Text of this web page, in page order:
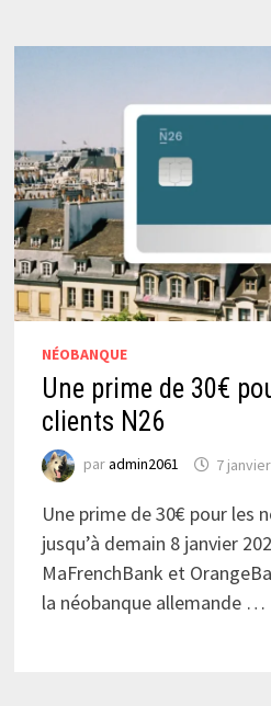
NÉOBANQUE
Une prime de 30€
clients N26
paradmin2061 7
Une prime de 30€ pour les
jusqu’à demain 8 janvier
MaFrenchBank et
la néobanque allemande …